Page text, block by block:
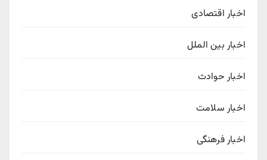
اقتصادی
بین الملل
حوادث
سلامت
فرهنگی